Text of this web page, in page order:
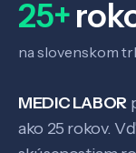
25+
na slovenskom
MEDIC LABOR
ako 25 rokov.